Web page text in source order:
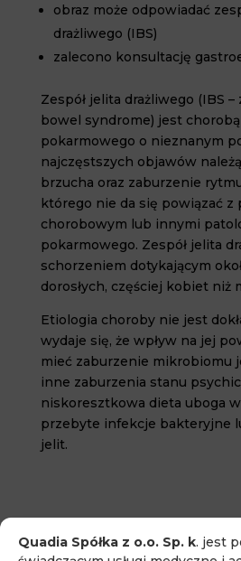
Quadia Spółka z o.o. Sp. k. jest
obraz może odpowiadać
drażliwego (IBS)
zalecono konsultację
Zespół jelita drażliwego (IBS
bowel syndrome) jest chorobą
pokarmowego o nieznanym
najczęstszych objawów
brzucha oraz zaburzenie
którego nie da się powiązać z
chorobowym lub innymi
pokarmowego. Zespół jelita
schorzeniem dotykającym
dorosłych, częściej kobiet niż
Etiologia choroby nie jest
wydaje się, że wpływ na jej
mieć zaburzenie mikrobiomu
inne zaburzenia stanu
niskoresztkowa dieta uboga
przebyte infekcje bakteryjne
jelit.